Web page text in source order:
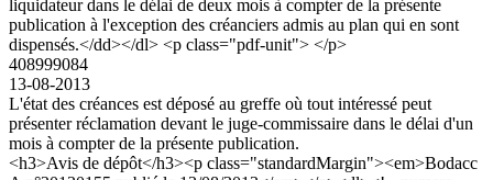
liquidateur dans le délai de deux mois à compter de la présente
publication à l'exception des créanciers admis au plan qui en sont
dispensés.</dd></dl> <p class="pdf-unit"> </p>
408999084
13-08-2013
L'état des créances est déposé au greffe où tout intéressé peut
présenter réclamation devant le juge-commissaire dans le délai d'un
mois à compter de la présente publication.
<h3>Avis de dépôt</h3><p class="standardMargin"><em>Bodacc